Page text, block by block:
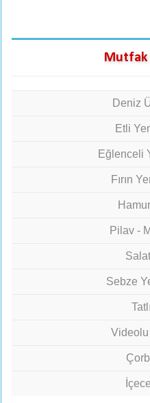
Mutfak
Deniz
Etli
Eğlenceli
Fırın
Pilav -
Sebze
Videolu